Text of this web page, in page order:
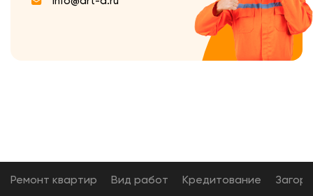
Ремонт квартир Вид работ Кредитование